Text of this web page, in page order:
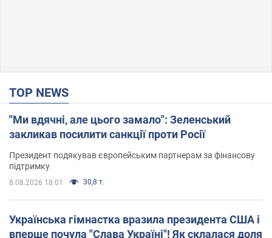
TOP NEWS
"Ми вдячні, але цього замало": Зеленський
закликав посилити санкції проти Росії
Президент подякував європейським партнерам за фінансову
підтримку
8.08.2026 18:01 30,8 т.
Українська гімнастка вразила президента США і
вперше почула "Слава Україні"! Як склалася доля